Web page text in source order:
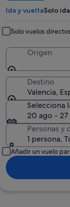
abre
en
ventana
nueva
Ida y vueltaSolo ida
Solo vuelos
Origen
Destino
Valencia,
Selecciona
20 ago - 27
Personas y
1 persona,
Añadir un vuelo